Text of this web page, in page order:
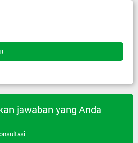
jawaban yang Anda